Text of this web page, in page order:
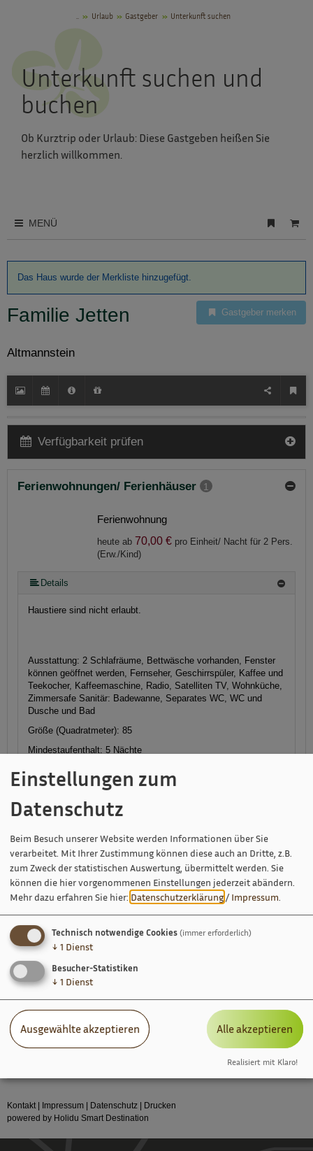
Urlaub Gastgeber Unterkunft suchen
Unterkunft suchen und
buchen
Ob Kurztrip oder Urlaub: Diese Gastgeben heißen Sie
herzlich willkommen.
MENÜ
Das Haus wurde der Merkliste hinzugefügt.
Familie Jetten Gastgeber merken
Altmannstein
Verfügbarkeit prüfen
Ferienwohnungen/ Ferienhäuser 1
Ferienwohnung
heute ab 70,00 € pro Einheit/ Nacht für 2 Pers.
(Erw./Kind)
Details
Haustiere sind nicht erlaubt.
Ausstattung: 2 Schlafräume, Bettwäsche vorhanden, Fenster
können geöffnet werden, Fernseher, Geschirrspüler, Kaffee und
Teekocher, Kaffeemaschine, Radio, Satelliten TV, Wohnküche,
Zimmersafe Sanitär: Badewanne, Separates WC, WC und
Dusche und Bad
Größe (Quadratmeter): 85
Mindestaufenthalt: 5 Nächte
Informationen von Ihrem Gastgeber
Ausstattung & Information
Adresse
Familie Jetten
Frau Barbara Jetten
09446 1221
Kontaktformular »
Kontakt| Impressum Datenschutz
Drucken
powered by Holidu Smart Destination
Einstellungen zum
Datenschutz
Beim Besuch unserer Website werden Informationen über Sie
verarbeitet. Mit Ihrer Zustimmung können diese auch an Dritte, z.B.
zum Zweck der statistischen Auswertung, übermittelt werden. Sie
können die hier vorgenommenen Einstellungen jederzeit abändern.
Mehr dazu erfahren Sie hier: Datenschutzerklärung/ Impressum.
Technisch notwendige Cookies (immer erforderlich)
↓ 1 Dienst
Besucher-Statistiken
↓ 1 Dienst
Ausgewählte akzeptieren Alle akzeptieren
Realisiert mit Klaro!